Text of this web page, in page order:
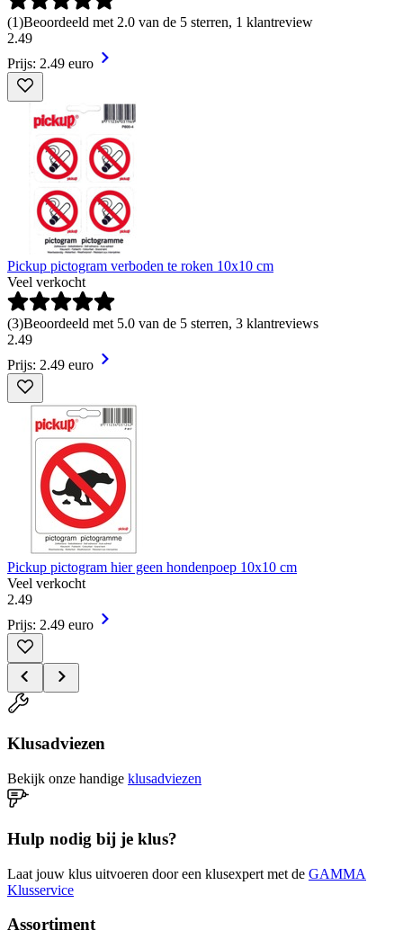
(1)Beoordeeld met 2.0 van de 5 sterren, 1 klantreview
2.49
Prijs: 2.49 euro
Pickup pictogram verboden te roken 10x10 cm
Veel verkocht
(3)Beoordeeld met 5.0 van de 5 sterren, 3 klantreviews
2.49
Prijs: 2.49 euro
Pickup pictogram hier geen hondenpoep 10x10 cm
Veel verkocht
2.49
Prijs: 2.49 euro
Klusadviezen
Bekijk onze handige klusadviezen
Hulp nodig bij je klus?
Laat jouw klus uitvoeren door een klusexpert met de GAMMA
Klusservice
Assortiment